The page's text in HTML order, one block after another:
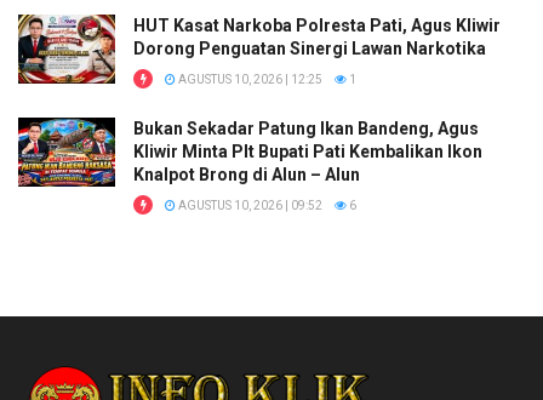
HUT Kasat Narkoba Polresta Pati, Agus Kliwir
Dorong Penguatan Sinergi Lawan Narkotika
AGUSTUS 10, 2026 | 12:25 1
Bukan Sekadar Patung Ikan Bandeng, Agus
Kliwir Minta Plt Bupati Pati Kembalikan Ikon
Knalpot Brong di Alun – Alun
AGUSTUS 10, 2026 | 09:52 6